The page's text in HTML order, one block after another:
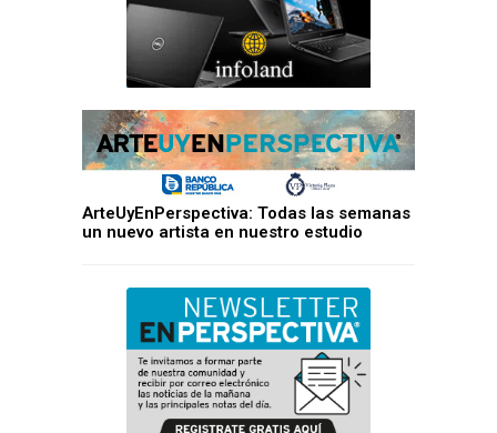
ArteUyEnPerspectiva: Todas las semanas
un nuevo artista en nuestro estudio